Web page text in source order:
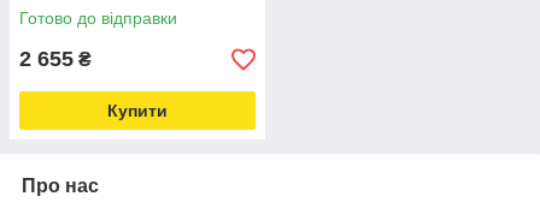
Готово до відправки
2 655 ₴
Купити
Про нас